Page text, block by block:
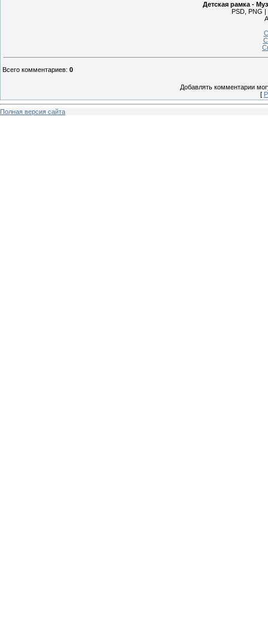
Детская рамка -
PSD, PNG
Всего комментариев: 0
Добавлять комментарии
[
Полная версия сайта